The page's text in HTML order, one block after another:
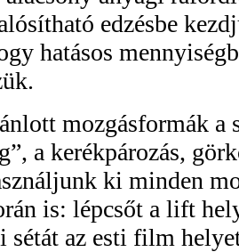
edzésbe
hatásos
mozgásformák a
a kerékpározás,
ki minden
is: lépcsőt a lift
sétát az esti film